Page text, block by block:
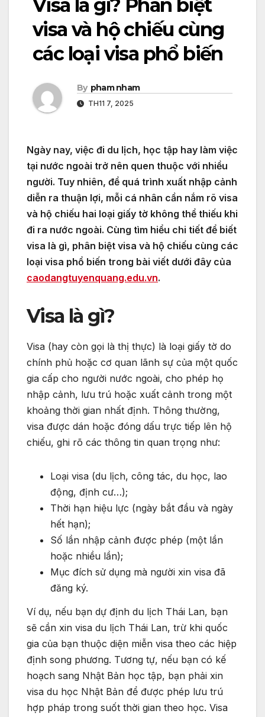
Visa là gì? Phân biệt
visa và hộ chiếu cùng
các loại visa phổ biến
By pham nham
TH11 7, 2025
Ngày nay, việc đi du lịch, học tập hay làm việc
tại nước ngoài trở nên quen thuộc với nhiều
người. Tuy nhiên, để quá trình xuất nhập cảnh
diễn ra thuận lợi, mỗi cá nhân cần nắm rõ visa
và hộ chiếu hai loại giấy tờ không thể thiếu khi
đi ra nước ngoài. Cùng tìm hiểu chi tiết để biết
visa là gì, phân biệt visa và hộ chiếu cùng các
loại visa phổ biến trong bài viết dưới đây của
caodangtuyenquang.edu.vn.
Visa là gì?
Visa (hay còn gọi là thị thực) là loại giấy tờ do
chính phủ hoặc cơ quan lãnh sự của một quốc
gia cấp cho người nước ngoài, cho phép họ
nhập cảnh, lưu trú hoặc xuất cảnh trong một
khoảng thời gian nhất định. Thông thường,
visa được dán hoặc đóng dấu trực tiếp lên hộ
chiếu, ghi rõ các thông tin quan trọng như:
Loại visa (du lịch, công tác, du học, lao
động, định cư…);
Thời hạn hiệu lực (ngày bắt đầu và ngày
hết hạn);
Số lần nhập cảnh được phép (một lần
hoặc nhiều lần);
Mục đích sử dụng mà người xin visa đã
đăng ký.
Ví dụ, nếu bạn dự định du lịch Thái Lan, bạn
sẽ cần xin visa du lịch Thái Lan, trừ khi quốc
gia của bạn thuộc diện miễn visa theo các hiệp
định song phương. Tương tự, nếu bạn có kế
hoạch sang Nhật Bản học tập, bạn phải xin
visa du học Nhật Bản để được phép lưu trú
hợp pháp trong suốt thời gian theo học. Visa